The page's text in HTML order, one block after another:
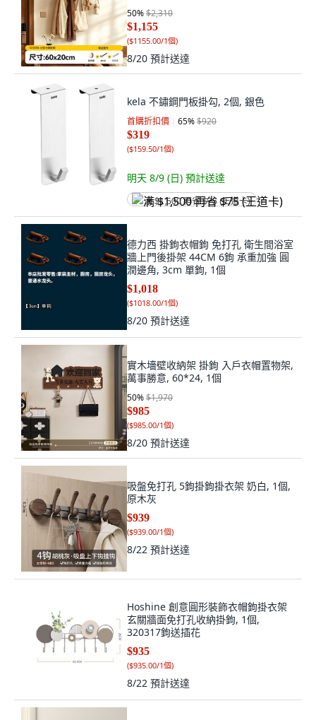
50%$2,310
$1,155
($1155.00/1個)
8/20 預計送達
kela 不鏽鋼門板掛勾, 2個, 銀色
首購折扣價 65%$920
$319
($159.50/1個)
明天 8/9 (日) 預計送達
满 $1,500 再省 $75 (王道卡)
德力西 掛鉤衣帽鉤 免打孔 衛生間浴室
牆上門後掛架 44CM 6鉤 承重加強 圓
潤邊角, 3cm 單鉤, 1個
$1,018
($1018.00/1個)
8/20 預計送達
實木墻壁收納架 掛鉤 入戶衣帽置物架,
萬事勝意, 60*24, 1個
50%$1,970
$985
($985.00/1個)
8/20 預計送達
吸盤免打孔 5鉤掛鉤掛衣架 奶白, 1個,
原木灰
$939
($939.00/1個)
8/22 預計送達
Hoshine 創意圓形裝飾衣帽鉤掛衣架
玄關牆面免打孔收納掛鉤, 1個,
320317鉤送插花
$935
($935.00/1個)
8/22 預計送達